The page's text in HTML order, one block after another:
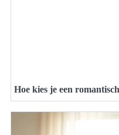
Hoe kies je een